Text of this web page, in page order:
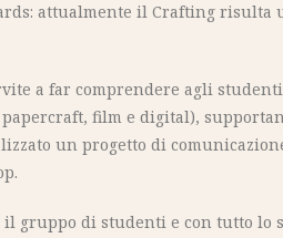
attualmente il Crafting
a far comprendere agli
film e digital),
un progetto di
il gruppo di studenti e con tutto